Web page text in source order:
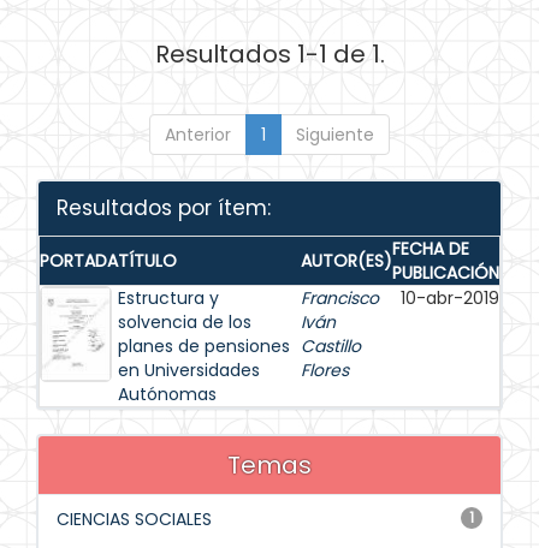
Resultados 1-1 de 1.
Anterior 1 Siguiente
Resultados por ítem:
PORTADATÍTULO AUTOR(ES)FECHA DE
PUBLICACIÓN
Estructura y
solvencia de los
planes de pensiones
en Universidades
Autónomas
Francisco
Iván
Castillo
Flores
10-abr-2019
Temas
1
CIENCIAS SOCIALES